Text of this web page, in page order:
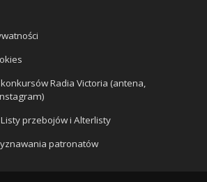
Radia Victoria (antena,
przebojów i Alterlisty
patronatów